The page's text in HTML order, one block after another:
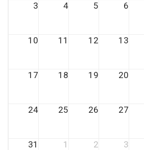
3 4 5 6
10 11 12 13
17 18 19 20
24 25 26 27
31 1 2 3